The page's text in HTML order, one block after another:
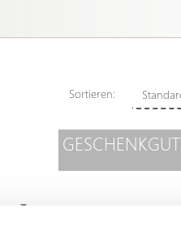
Sortieren: